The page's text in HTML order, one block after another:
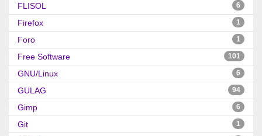
FLISOL 6
Firefox 1
Foro 1
Free Software 101
GNU/Linux 6
GULAG 94
Gimp 6
Git 1